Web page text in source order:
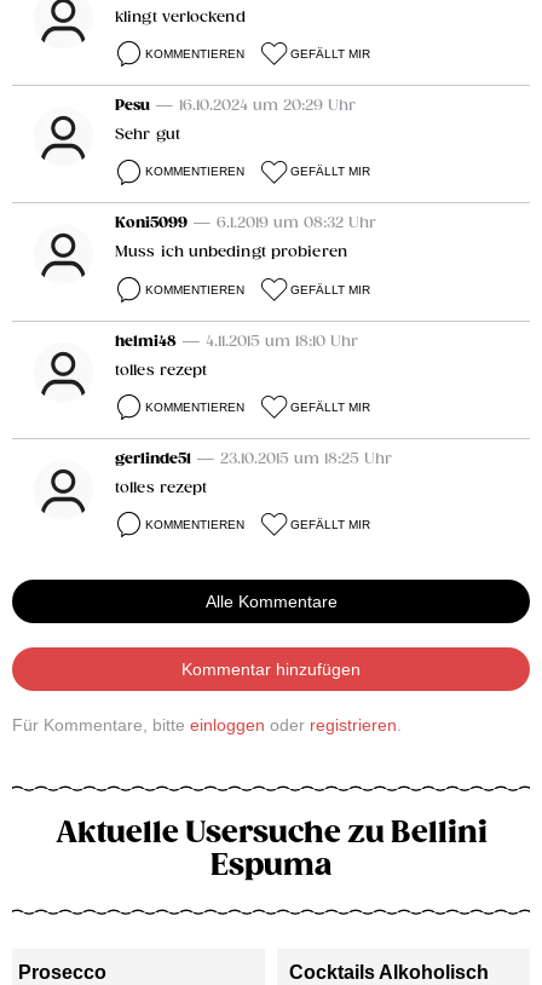
klingt verlockend
KOMMENTIEREN GEFÄLLT MIR
Pesu — 16.10.2024 um 20:29 Uhr
Sehr gut
KOMMENTIEREN GEFÄLLT MIR
Koni5099 — 6.1.2019 um 08:32 Uhr
Muss ich unbedingt probieren
KOMMENTIEREN GEFÄLLT MIR
helmi48 — 4.11.2015 um 18:10 Uhr
tolles rezept
KOMMENTIEREN GEFÄLLT MIR
gerlinde51 — 23.10.2015 um 18:25 Uhr
tolles rezept
KOMMENTIEREN GEFÄLLT MIR
Alle Kommentare
Kommentar hinzufügen
Für Kommentare, bitte einloggen oder registrieren
Aktuelle Usersuche zu Bellini
Espuma
Prosecco Cocktails Alkoholisch